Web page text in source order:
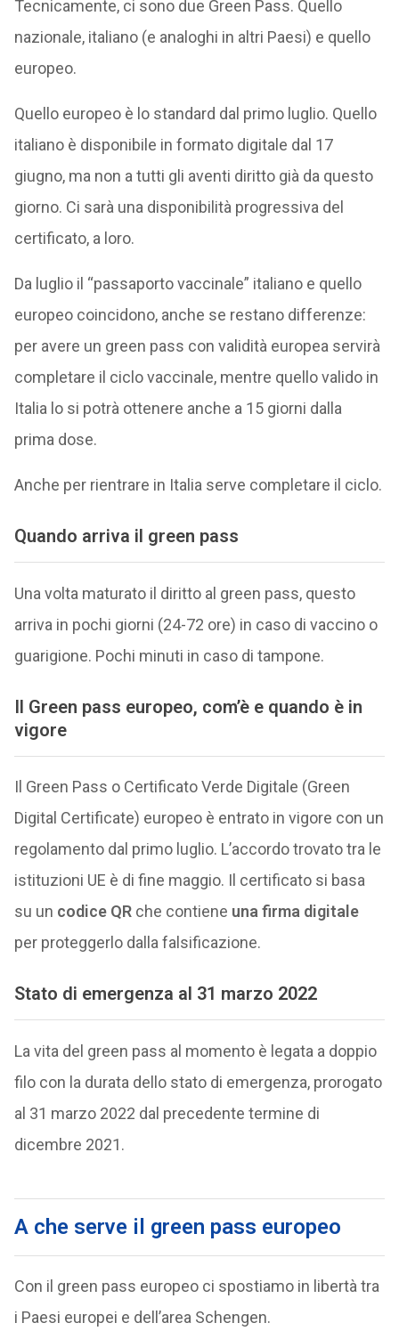
Tecnicamente, ci sono due Green Pass. Quello
nazionale, italiano (e analoghi in altri Paesi) e quello
europeo.
Quello europeo è lo standard dal primo luglio. Quello
italiano è disponibile in formato digitale dal 17
giugno, ma non a tutti gli aventi diritto già da questo
giorno. Ci sarà una disponibilità progressiva del
certificato, a loro.
Da luglio il “passaporto vaccinale” italiano e quello
europeo coincidono, anche se restano differenze:
per avere un green pass con validità europea servirà
completare il ciclo vaccinale, mentre quello valido in
Italia lo si potrà ottenere anche a 15 giorni dalla
prima dose.
Anche per rientrare in Italia serve completare il ciclo.
Quando arriva il green pass
Una volta maturato il diritto al green pass, questo
arriva in pochi giorni (24-72 ore) in caso di vaccino o
guarigione. Pochi minuti in caso di tampone.
Il Green pass europeo, com’è e quando è in
vigore
Il Green Pass o Certificato Verde Digitale (Green
Digital Certificate) europeo è entrato in vigore con un
regolamento dal primo luglio. L’accordo trovato tra le
istituzioni UE è di fine maggio. Il certificato si basa
su un codice QRche contiene una firma digitale
per proteggerlo dalla falsificazione.
Stato di emergenza al 31 marzo 2022
La vita del green pass al momento è legata a doppio
filo con la durata dello stato di emergenza, prorogato
al 31 marzo 2022 dal precedente termine di
dicembre 2021.
A che serve il green pass europeo
Con il green pass europeo ci spostiamo in libertà tra
i Paesi europei e dell’area Schengen.